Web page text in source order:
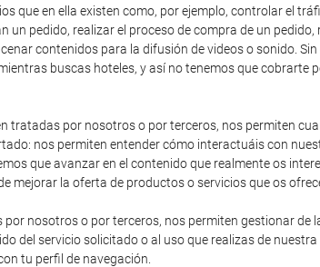
que en ella existen como, por ejemplo, controlar el
un pedido, realizar el proceso de compra de un
contenidos para la difusión de videos o sonido.
buscas hoteles, y así no tenemos que
tratadas por nosotros o por terceros, nos permiten
nos permiten entender cómo interactuáis con
que avanzar en el contenido que realmente os
mejorar la oferta de productos o servicios que os
por nosotros o por terceros, nos permiten gestionar
del servicio solicitado o al uso que realizas de
tu perfil de navegación.